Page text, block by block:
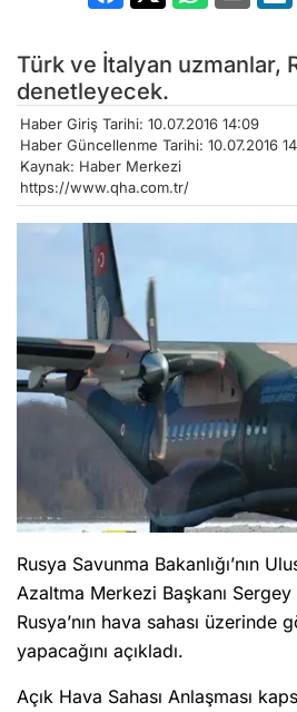
Türk ve İtalyan uzmanlar,
denetleyecek.
Haber Giriş Tarihi: 10.07.2016 14:09
Haber Güncellenme Tarihi: 10.07.2016
Kaynak: Haber Merkezi
https://www.qha.com.tr/
Rusya Savunma Bakanlığı’nın
Azaltma Merkezi Başkanı Sergey
Rusya’nın hava sahası üzerinde
yapacağını açıkladı.
Açık Hava Sahası Anlaşması